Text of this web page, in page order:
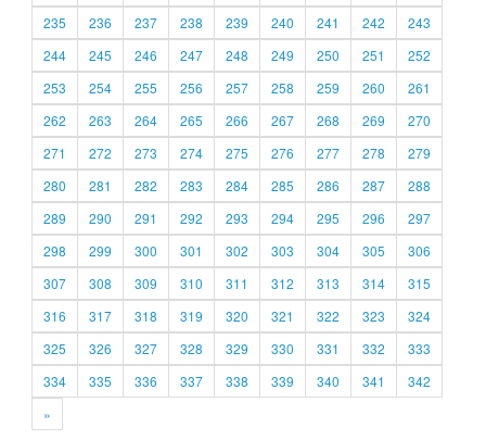
235
236 237 238 239 240 241 242
243
244
245 246 247 248 249 250 251
252
253
254 255 256 257 258 259 260
261
262
263 264 265 266 267 268 269
270
271
272 273 274 275 276 277 278
279
280
281 282 283 284 285 286 287
288
289
290 291 292 293 294 295 296
297
298
299 300 301 302 303 304 305
306
307
308 309 310 311 312 313 314
315
316
317 318 319 320 321 322 323
324
325
326 327 328 329 330 331 332
333
334
335 336 337 338 339 340 341
342
»